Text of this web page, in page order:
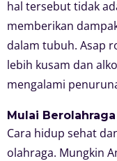
hal tersebut tidak
memberikan
dalam tubuh. Asap
lebih kusam dan
mengalami
Mulai Berolahraga
Cara hidup sehat
olahraga. Mungkin